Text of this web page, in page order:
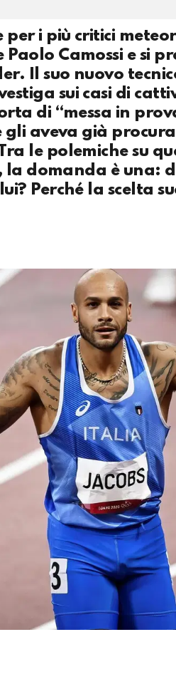
i più critici
Paolo Camossi e si
Il suo nuovo
sui casi di
di “messa in
gli aveva già
le polemiche su
la domanda è una:
Perché la scelta